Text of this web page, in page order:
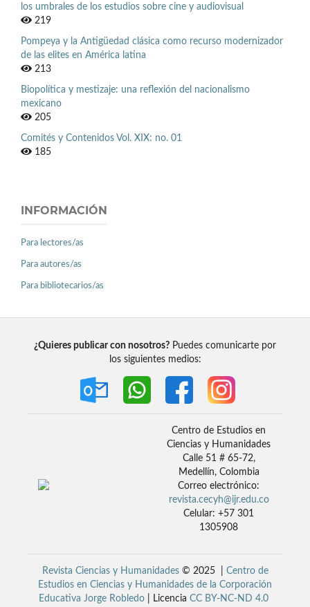
los umbrales de los estudios sobre cine y audiovisual
219
Pompeya y la Antigüedad clásica como recurso modernizador
de las elites en América latina
213
Biopolítica y mestizaje: una reflexión del nacionalismo
mexicano
205
Comités y Contenidos Vol. XIX: no. 01
185
INFORMACIÓN
Para lectores/as
Para autores/as
Para bibliotecarios/as
¿Quieres publicar con nosotros? Puedes comunicarte por
los siguientes medios:
Centro de Estudios en
Ciencias y Humanidades
Calle 51 # 65-72,
Medellín, Colombia
Correo electrónico:
revista.cecyh@ijr.edu.co
Celular: +57 301
1305908
Revista Ciencias y Humanidades© 2025 | Centro de
Estudios en Ciencias y Humanidades de la Corporación
Educativa Jorge Robledo | Licencia CC BY-NC-ND 4.0